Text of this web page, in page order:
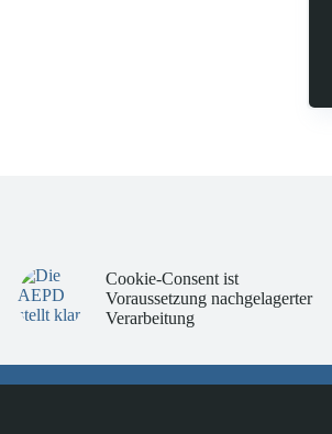
Cookie-Consent ist
Voraussetzung nachgelagerter
Verarbeitung